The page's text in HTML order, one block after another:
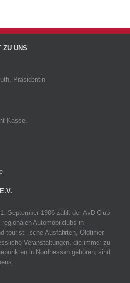
ZU UNS
Präsidentin
Kassel
September 1906 zählt der AvD-Club
Automobilclubs in
tourist- ische Ausfahrten, Oldtimer-
Veranstaltungen, die immer zu
in Nordhessen gehören, sind